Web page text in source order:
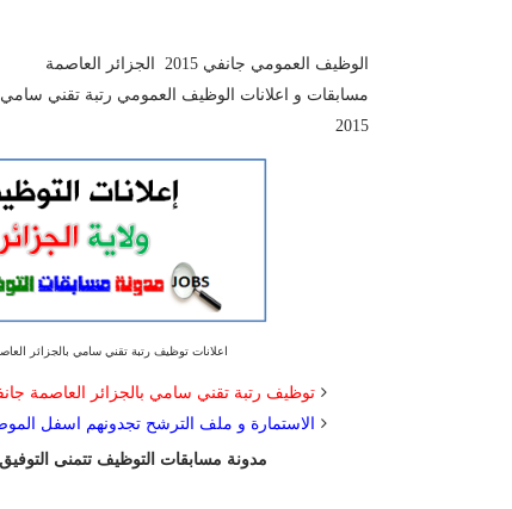
الوظيف العمومي جانفي 2015 الجزائر العاصمة
مسابقات و اعلانات الوظيف العمومي رتبة تقني سامي
2015
اعلانات توظيف رتبة تقني سامي بالجزائر
توظيف رتبة تقني سامي بالجزائر العاصمة جانفي
الاستمارة و ملف الترشح تجدونهم اسفل
مدونة مسابقات التوظيف تتمنى